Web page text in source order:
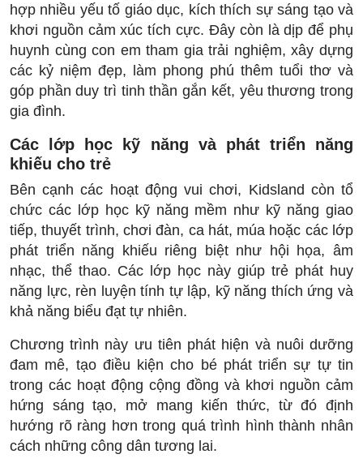
hợp nhiều yếu tố giáo dục, kích thích sự sáng tạo và
khơi nguồn cảm xúc tích cực. Đây còn là dịp để phụ
huynh cùng con em tham gia trải nghiệm, xây dựng
các kỷ niệm đẹp, làm phong phú thêm tuổi thơ và
góp phần duy trì tinh thần gắn kết, yêu thương trong
gia đình.
Các lớp học kỹ năng và phát triển năng
khiếu cho trẻ
Bên cạnh các hoạt động vui chơi, Kidsland còn tổ
chức các lớp học kỹ năng mềm như kỹ năng giao
tiếp, thuyết trình, chơi đàn, ca hát, múa hoặc các lớp
phát triển năng khiếu riêng biệt như hội họa, âm
nhạc, thể thao. Các lớp học này giúp trẻ phát huy
năng lực, rèn luyện tính tự lập, kỹ năng thích ứng và
khả năng biểu đạt tự nhiên.
Chương trình này ưu tiên phát hiện và nuôi dưỡng
đam mê, tạo điều kiện cho bé phát triển sự tự tin
trong các hoạt động cộng đồng và khơi nguồn cảm
hứng sáng tạo, mở mang kiến thức, từ đó định
hướng rõ ràng hơn trong quá trình hình thành nhân
cách những công dân tương lai.